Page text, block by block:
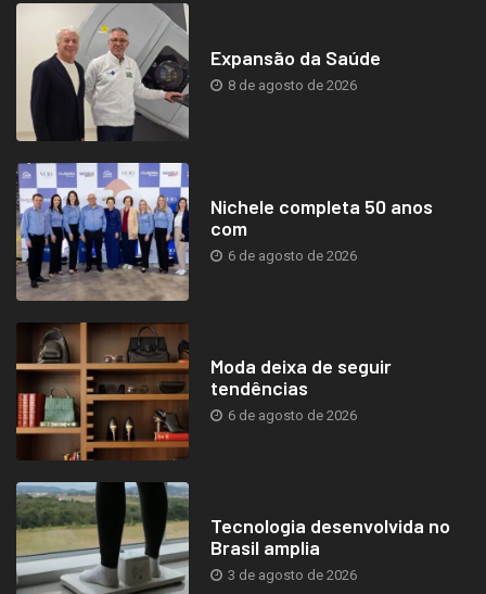
Expansão da Saúde
8 de agosto de 2026
Nichele completa 50 anos
com
6 de agosto de 2026
Moda deixa de seguir
tendências
6 de agosto de 2026
Tecnologia desenvolvida no
Brasil amplia
3 de agosto de 2026